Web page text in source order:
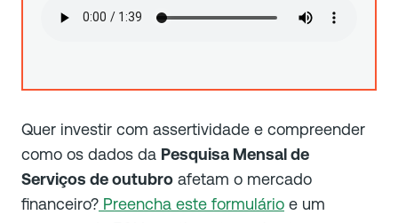
Quer investir com assertividade e compreender
como os dados da Pesquisa Mensal de
Serviços de outubro afetam o mercado
financeiro? Preencha este formulário e um